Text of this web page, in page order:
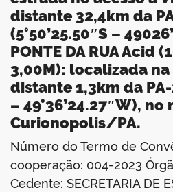
distante 32,4km da
(5°50’25.50″S –
PONTE DA RUA Acid
3,00M): localizada
distante 1,3km da PA-
– 49°36’24.27″W),
Curionopolis/PA.
Número do Termo de
cooperação: 004-2023
Cedente: SECRETARIA DE